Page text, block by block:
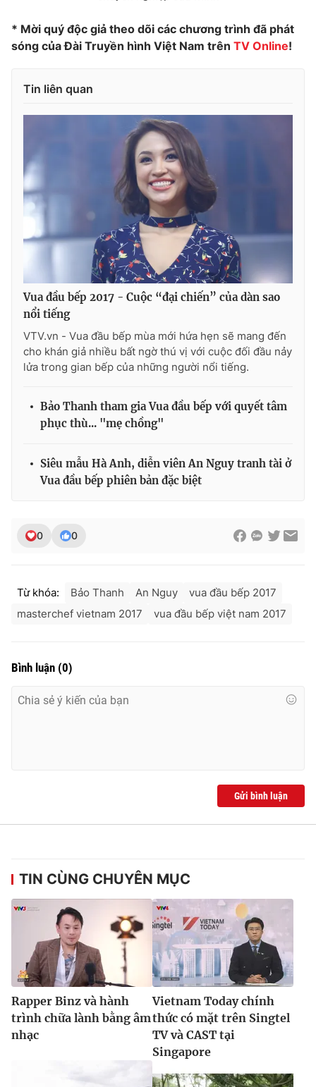
* Mời quý độc giả theo dõi các chương trình đã phát
sóng của Đài Truyền hình Việt Nam trên TV Online!
Tin liên quan
Vua đầu bếp 2017 - Cuộc “đại chiến” của dàn sao
nổi tiếng
VTV.vn - Vua đầu bếp mùa mới hứa hẹn sẽ mang đến
cho khán giả nhiều bất ngờ thú vị với cuộc đối đầu nảy
lửa trong gian bếp của những người nổi tiếng.
Bảo Thanh tham gia Vua đầu bếp với quyết tâm
phục thù... "mẹ chồng"
Siêu mẫu Hà Anh, diễn viên An Nguy tranh tài ở
Vua đầu bếp phiên bản đặc biệt
0 0
Từ khóa: Bảo Thanh An Nguy
vua đầu bếp 2017
masterchef vietnam 2017
vua đầu bếp việt nam 2017
Bình luận (0)
Gửi bình luận
TIN CÙNG CHUYÊN MỤC
Rapper Binz và hành
trình chữa lành bằng âm
nhạc
Vietnam Today chính
thức có mặt trên Singtel
TV và CAST tại
Singapore